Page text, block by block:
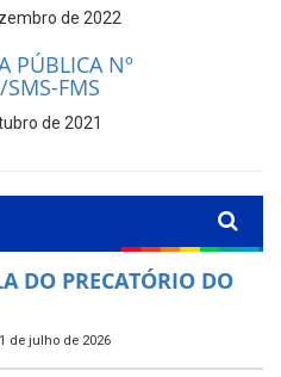
de 2022
PÚBLICA Nº
FMS
de 2021
DO PRECATÓRIO DO
de julho de 2026